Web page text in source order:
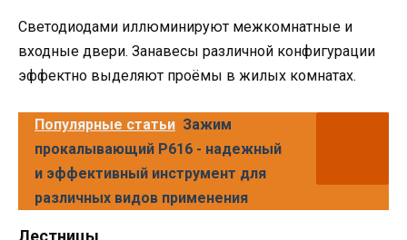
Светодиодами иллюминируют межкомнатные и
входные двери. Занавесы различной конфигурации
эффектно выделяют проёмы в жилых комнатах.
Популярные статьи Зажим
прокалывающий Р616 - надежный
и эффективный инструмент для
различных видов применения
Лестницы